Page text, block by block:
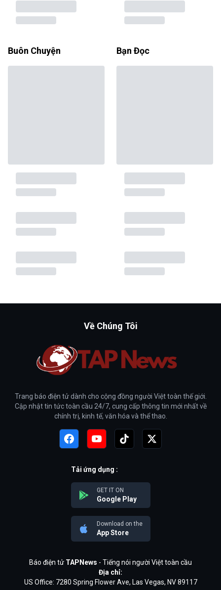
Buôn Chuyện Bạn Đọc
Về Chúng Tôi
Trang báo điện tử dành cho cộng đồng người Việt toàn thế giới.
Cập nhật tin tức toàn cầu 24/7, cung cấp thông tin mới nhất về
chính trị, kinh tế, văn hóa và thể thao.
Tải ứng dụng :
GET IT ON
Google Play
Download on the
App Store
Báo điện tử TAPNews - Tiếng nói người Việt toàn cầu
Địa chỉ:
US Office: 7280 Spring Flower Ave, Las Vegas, NV 89117